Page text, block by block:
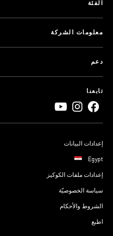
الفئة
معلومات الشركة
دعم
تابعنا
إعدادات البيانات
Egypt
إعدادات ملفات الكوكيز
سياسة الخصوصيّة
الشروط والأحكام
اطبع